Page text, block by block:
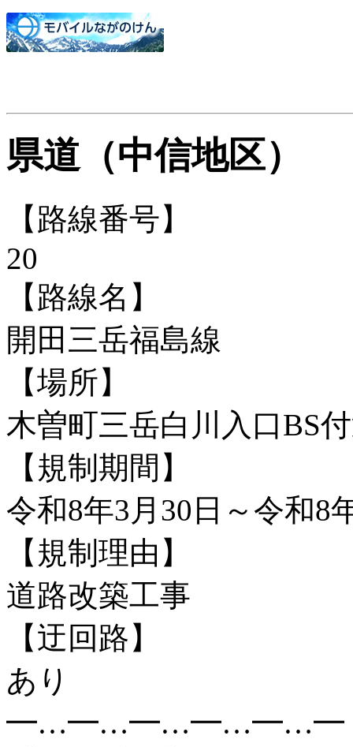
県道（中信地区）
【路線番号】
20
【路線名】
開田三岳福島線
【場所】
木曽町三岳白川入口BS
【規制期間】
令和8年3月30日～令和8
【規制理由】
道路改築工事
【迂回路】
あり
━…━…━…━…━…━